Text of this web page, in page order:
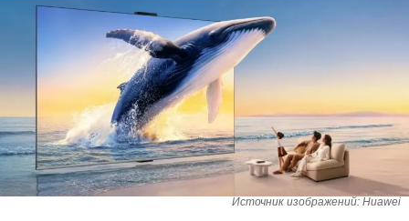
Источник изображений: Huawei